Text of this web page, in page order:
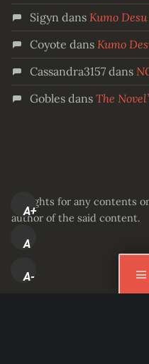
Sigyn dans Kumo
Coyote dans Kumo
Cassandra3157dans
Goblesdans The
All rights for any contents
author of the said content.
A+
A
A-